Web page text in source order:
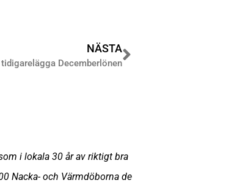
NÄSTA
Decemberlönen
i lokala 30 år av riktigt bra
Nacka- och Värmdöborna de